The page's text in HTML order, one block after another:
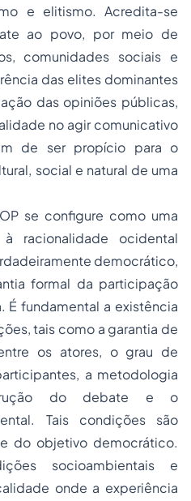
e elitismo. Acredita-se
ao povo, por meio de
comunidades sociais e
das elites dominantes
das opiniões públicas,
no agir comunicativo
de ser propício para o
social e natural de uma
se configure como uma
racionalidade ocidental
democrático,
formal da participação
É fundamental a existência
tais como a garantia de
os atores, o grau de
a metodologia
do debate e o
Tais condições são
do objetivo democrático.
socioambientais e
onde a experiência